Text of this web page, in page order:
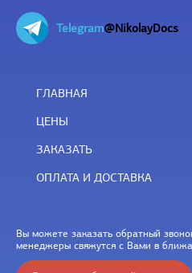
Telegram@NikolayDocs
ГЛАВНАЯ
ЦЕНЫ
ЗАКАЗАТЬ
ОПЛАТА И ДОСТАВКА
Вы можете заказать обратный
менеджеры свяжутся с Вами в